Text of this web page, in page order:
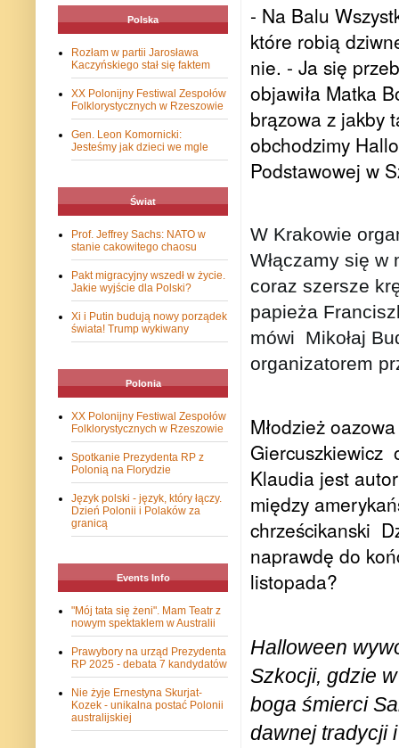
- Na Balu
które robią
nie. - Ja się
objawiła Matka
brązowa z jakby
obchodzimy
Podstawowej w
W Krakowie
Włączamy się w
coraz szersze
papieża
mówi
Mikołaj
organizatorem
Młodzież
Giercuszkiewicz
Klaudia jest
między
chrześcikanski
naprawdę do
listopada?
Halloween
Szkocji, gdzie
boga śmierci
dawnej tradycji
Polska
Rozłam w partii Jarosława
Kaczyńskiego stał się faktem
XX Polonijny Festiwal Zespołów
Folklorystycznych w Rzeszowie
Gen. Leon Komornicki:
Jesteśmy jak dzieci we mgle
Świat
Prof. Jeffrey Sachs: NATO w
stanie cakowitego chaosu
Pakt migracyjny wszedł w życie.
Jakie wyjście dla Polski?
Xi i Putin budują nowy porządek
świata! Trump wykiwany
Polonia
XX Polonijny Festiwal Zespołów
Folklorystycznych w Rzeszowie
Spotkanie Prezydenta RP z
Polonią na Florydzie
Język polski - język, który łączy.
Dzień Polonii i Polaków za
granicą
Events Info
"Mój tata się żeni". Mam Teatr z
nowym spektaklem w Australii
Prawybory na urząd Prezydenta
RP 2025 - debata 7 kandydatów
Nie żyje Ernestyna Skurjat-
Kozek - unikalna postać Polonii
australijskiej